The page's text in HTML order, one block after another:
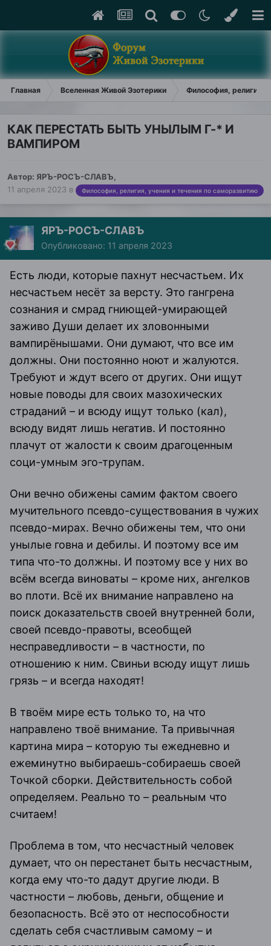
Главная Вселенная Живой Эзотерики Философия, религия,
КАК ПЕРЕСТАТЬ БЫТЬ УНЫЛЫМ Г-* И
ВАМПИРОМ
Автор: ЯРЪ-РОСЪ-СЛАВЪ,
11 апреля 2023 в Философия, религия, учения и течения по саморазвитию
ЯРЪ-РОСЪ-СЛАВЪ
Опубликовано: 11 апреля 2023
Есть люди, которые пахнут несчастьем. Их
несчастьем несёт за версту. Это гангрена
сознания и смрад гниющей-умирающей
заживо Души делает их зловонными
вампирёнышами. Они думают, что все им
должны. Они постоянно ноют и жалуются.
Требуют и ждут всего от других. Они ищут
новые поводы для своих мазохических
страданий – и всюду ищут только (кал),
всюду видят лишь негатив. И постоянно
плачут от жалости к своим драгоценным
соци-умным эго-трупам.
Они вечно обижены самим фактом своего
мучительного псевдо-существования в чужих
псевдо-мирах. Вечно обижены тем, что они
унылые говна и дебилы. И поэтому все им
типа что-то должны. И поэтому все у них во
всём всегда виноваты – кроме них, ангелков
во плоти. Всё их внимание направлено на
поиск доказательств своей внутренней боли,
своей псевдо-правоты, всеобщей
несправедливости – в частности, по
отношению к ним. Свиньи всюду ищут лишь
грязь – и всегда находят!
В твоём мире есть только то, на что
направлено твоё внимание. Та привычная
картина мира – которую ты ежедневно и
ежеминутно выбираешь-собираешь своей
Точкой сборки. Действительность собой
определяем. Реально то – реальным что
считаем!
Проблема в том, что несчастный человек
думает, что он перестанет быть несчастным,
когда ему что-то дадут другие люди. В
частности – любовь, деньги, общение и
безопасность. Всё это от неспособности
сделать себя счастливым самому – и